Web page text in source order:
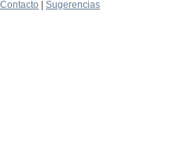
Contacto
Sugerencias